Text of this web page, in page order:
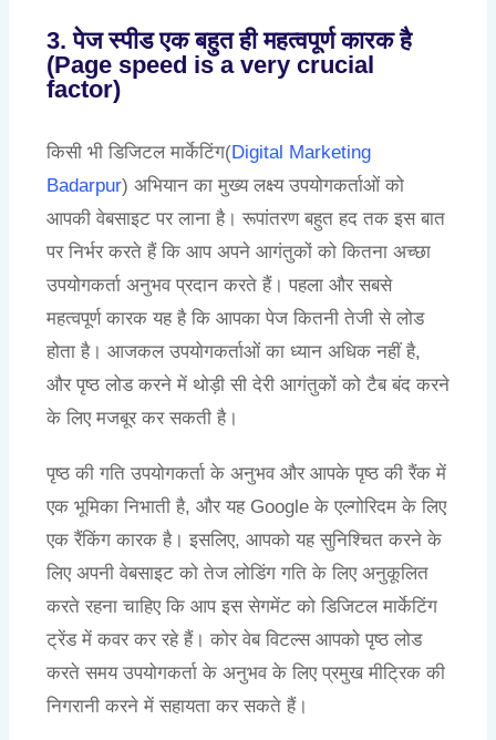
3. पेज स्पीड एक बहुत ही महत्वपूर्ण कारक है
(Page speed is a very crucial
factor)
किसी भी डिजिटल मार्केटिंग(Digital Marketing
Badarpur) अभियान का मुख्य लक्ष्य उपयोगकर्ताओं को
आपकी वेबसाइट पर लाना है। रूपांतरण बहुत हद तक इस बात
पर निर्भर करते हैं कि आप अपने आगंतुकों को कितना अच्छा
उपयोगकर्ता अनुभव प्रदान करते हैं। पहला और सबसे
महत्वपूर्ण कारक यह है कि आपका पेज कितनी तेजी से लोड
होता है। आजकल उपयोगकर्ताओं का ध्यान अधिक नहीं है,
और पृष्ठ लोड करने में थोड़ी सी देरी आगंतुकों को टैब बंद करने
के लिए मजबूर कर सकती है।
पृष्ठ की गति उपयोगकर्ता के अनुभव और आपके पृष्ठ की रैंक में
एक भूमिका निभाती है, और यह Google के एल्गोरिदम के लिए
एक रैंकिंग कारक है। इसलिए, आपको यह सुनिश्चित करने के
लिए अपनी वेबसाइट को तेज लोडिंग गति के लिए अनुकूलित
करते रहना चाहिए कि आप इस सेगमेंट को डिजिटल मार्केटिंग
ट्रेंड में कवर कर रहे हैं। कोर वेब विटल्स आपको पृष्ठ लोड
करते समय उपयोगकर्ता के अनुभव के लिए प्रमुख मीट्रिक की
निगरानी करने में सहायता कर सकते हैं।